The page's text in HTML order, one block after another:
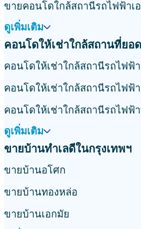
ขายคอนโดใกล้สถานีรถไฟฟ้าเ
ดูเพิ่มเติม
คอนโดให้เช่าใกล้สถานที่ยอ
คอนโดให้เช่าใกล้สถานีรถไฟฟ้
คอนโดให้เช่าใกล้สถานีรถไฟฟ้
คอนโดให้เช่าใกล้สถานีรถไฟฟ้
ดูเพิ่มเติม
ขายบ้านทำเลดีในกรุงเทพฯ
ขายบ้านอโศก
ขายบ้านทองหล่อ
ขายบ้านเอกมัย